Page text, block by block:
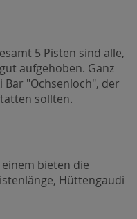
5 Pisten sind alle,
aufgehoben. Ganz
Bar "Ochsenloch", der
sollten.
bieten die
Hüttengaudi